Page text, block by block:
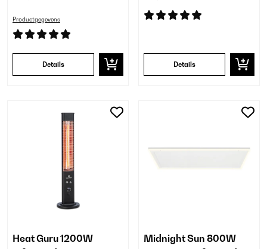
Productgegevens
Details Details
Heat Guru 1200W
Midnight Sun 800W